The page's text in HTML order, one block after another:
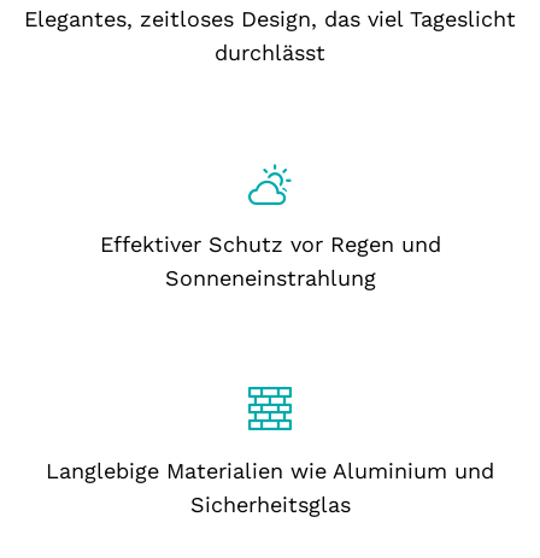
Elegantes, zeitloses Design, das viel Tageslicht
durchlässt
Effektiver Schutz vor Regen und
Sonneneinstrahlung
Langlebige Materialien wie Aluminium und
Sicherheitsglas